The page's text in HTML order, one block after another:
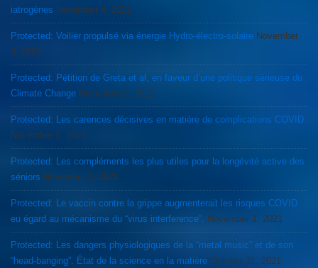
iatrogènes November 4, 2021
Protected: Voilier propulsé via énergie Hydro-électro-solaire November
3, 2021
Protected: Pétition de Greta et al, en faveur d’une politique sérieuse du
Climate Change November 2, 2021
Protected: Les carences décisives en matière de complications COVID
November 1, 2021
Protected: Les compléments les plus utiles pour la longévité active des
séniors November 1, 2021
Protected: Le vaccin contre la grippe augmenterait les risques COVID
eu égard au mécanisme du “virus interference”. November 1, 2021
Protected: Les dangers physiologiques de la “metal music” et de son
“head-banging”. État de la science en la matière October 31, 2021